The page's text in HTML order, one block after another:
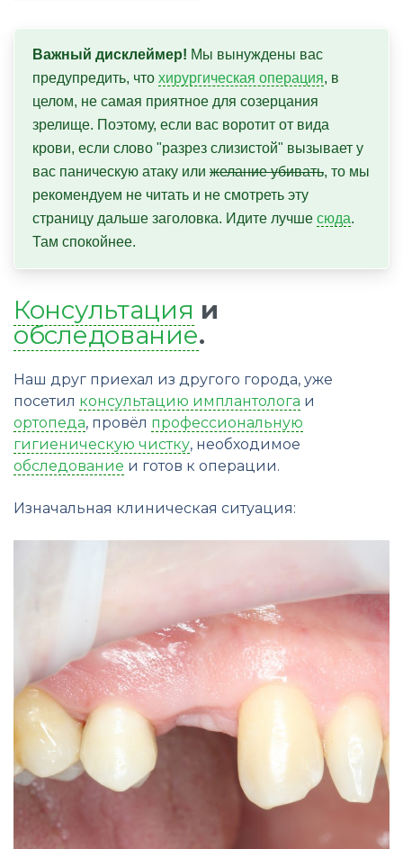
Важный дисклеймер! Мы вынуждены вас
предупредить, что хирургическая операция, в
целом, не самая приятное для созерцания
зрелище. Поэтому, если вас воротит от вида
крови, если слово "разрез слизистой" вызывает у
вас паническую атаку или желание убивать, то мы
рекомендуем не читать и не смотреть эту
страницу дальше заголовка. Идите лучше сюда.
Там спокойнее.
Консультация и
обследование.
Наш друг приехал из другого города, уже
посетил консультацию имплантолога и
ортопеда, провёл профессиональную
гигиеническую чистку, необходимое
обследование и готов к операции.
Изначальная клиническая ситуация: